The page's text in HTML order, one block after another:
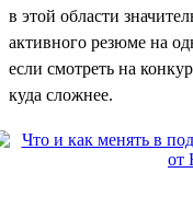
в этой области
активного резюме на
если смотреть на
куда сложнее.